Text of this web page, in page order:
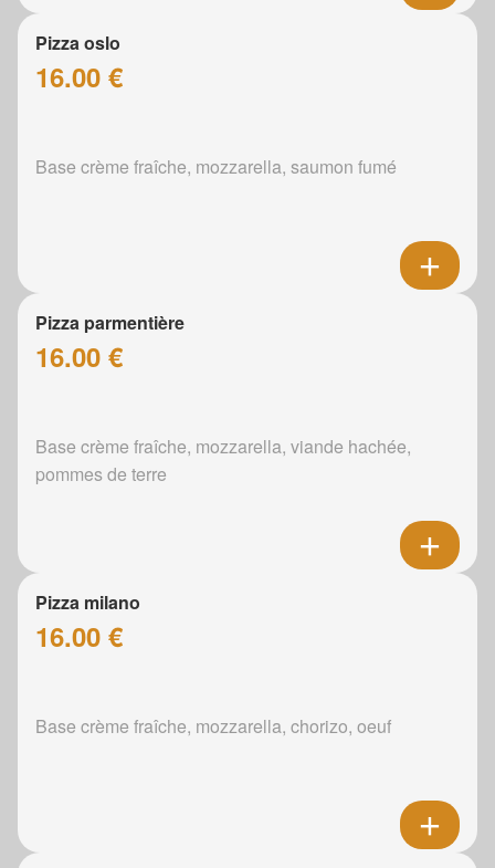
Pizza oslo
16.00 €
Base crème fraîche, mozzarella, saumon fumé
Pizza parmentière
16.00 €
Base crème fraîche, mozzarella, viande hachée,
pommes de terre
Pizza milano
16.00 €
Base crème fraîche, mozzarella, chorizo, oeuf